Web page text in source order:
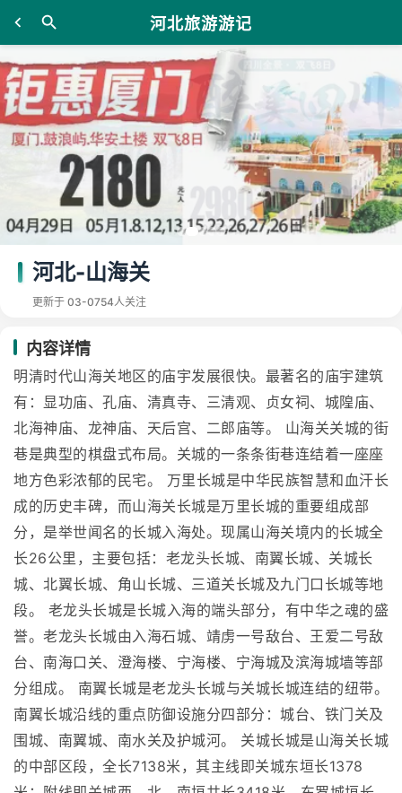
河北旅游游记
河北-山海关
更新于 03-0754人关注
内容详情
明清时代山海关地区的庙宇发展很快。最著名的庙宇建筑
有：显功庙、孔庙、清真寺、三清观、贞女祠、城隍庙、
北海神庙、龙神庙、天后宫、二郎庙等。 山海关关城的街
巷是典型的棋盘式布局。关城的一条条街巷连结着一座座
地方色彩浓郁的民宅。 万里长城是中华民族智慧和血汗长
成的历史丰碑，而山海关长城是万里长城的重要组成部
分，是举世闻名的长城入海处。现属山海关境内的长城全
长26公里，主要包括：老龙头长城、南翼长城、关城长
城、北翼长城、角山长城、三道关长城及九门口长城等地
段。 老龙头长城是长城入海的端头部分，有中华之魂的盛
誉。老龙头长城由入海石城、靖虏一号敌台、王爱二号敌
台、南海口关、澄海楼、宁海楼、宁海城及滨海城墙等部
分组成。 南翼长城是老龙头长城与关城长城连结的纽带。
南翼长城沿线的重点防御设施分四部分：城台、铁门关及
围城、南翼城、南水关及护城河。 关城长城是山海关长城
的中部区段，全长7138米，其主线即关城东垣长1378